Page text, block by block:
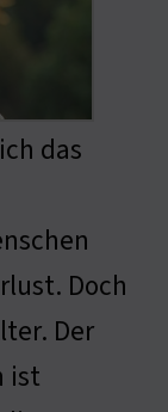
das
Doch
Der
ist